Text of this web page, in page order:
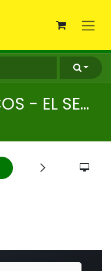
RECURSOS TECNICOS - EL SEMILLERO